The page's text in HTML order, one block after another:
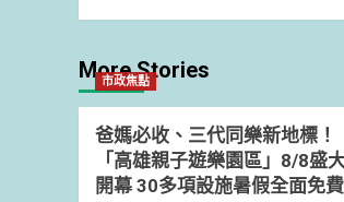
More Stories
市政焦點
爸媽必收、三代同樂新地標！
「高雄親子遊樂園區」8/8盛
開幕 30多項設施暑假全面免費